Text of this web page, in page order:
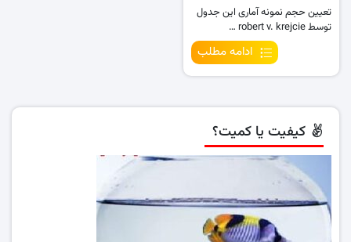
تعیین حجم نمونه آماری این جدول
توسط robert v. krejcie …
ادامه مطلب
کیفیت یا کمیت؟